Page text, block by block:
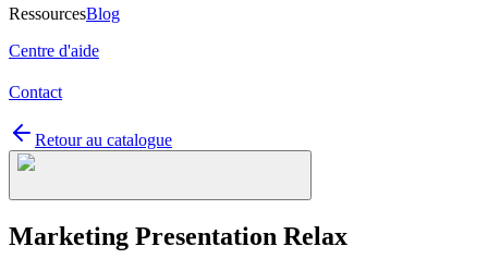
RessourcesBlog
Centre d'aide
Contact
Retour au catalogue
Marketing Presentation Relax